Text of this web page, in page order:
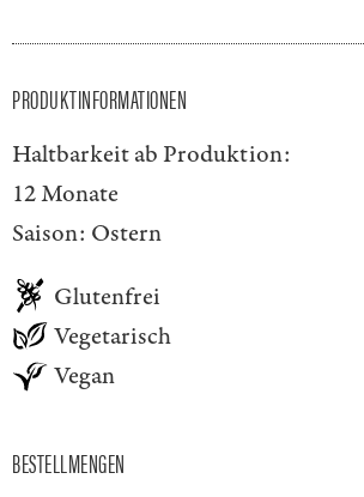
PRODUKTINFORMATIONEN
Haltbarkeit ab Produktion:
12 Monate
Saison: Ostern
Glutenfrei
Vegetarisch
Vegan
BESTELLMENGEN